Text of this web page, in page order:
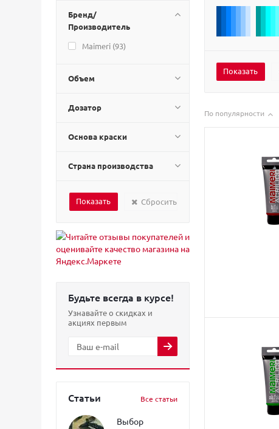
Бренд/
Производитель
Maimeri (93)
Объем
Дозатор
Основа краски
Страна производства
Сбросить
Будьте всегда в курсе!
Узнавайте о скидках и
акциях первым
Статьи Все статьи
Выбор
По популярности